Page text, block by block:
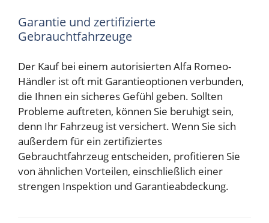
Garantie und zertifizierte
Gebrauchtfahrzeuge
Der Kauf bei einem autorisierten Alfa Romeo-
Händler ist oft mit Garantieoptionen verbunden,
die Ihnen ein sicheres Gefühl geben. Sollten
Probleme auftreten, können Sie beruhigt sein,
denn Ihr Fahrzeug ist versichert. Wenn Sie sich
außerdem für ein zertifiziertes
Gebrauchtfahrzeug entscheiden, profitieren Sie
von ähnlichen Vorteilen, einschließlich einer
strengen Inspektion und Garantieabdeckung.